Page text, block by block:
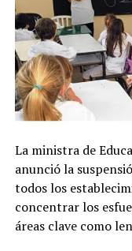
La ministra de
anunció la
todos los
concentrar los
áreas clave como